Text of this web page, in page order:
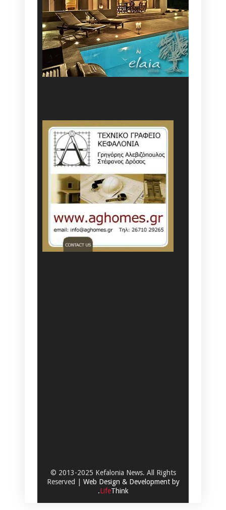
© 2013-2025 Kefalonia News. All Rights
Reserved | Web Design & Development by
.LifeThink